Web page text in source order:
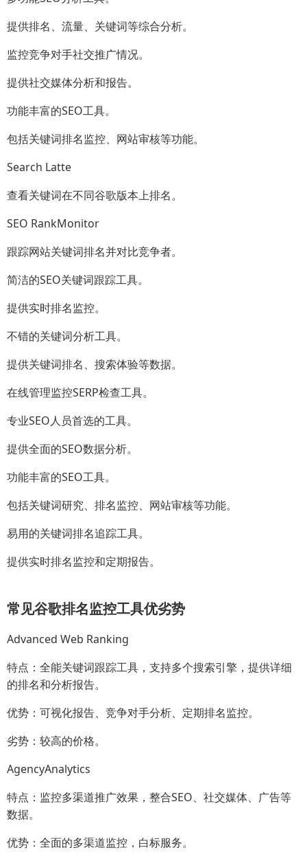
提供排名、流量、关键词等综合分析。
监控竞争对手社交推广情况。
提供社交媒体分析和报告。
功能丰富的SEO工具。
包括关键词排名监控、网站审核等功能。
Search Latte
查看关键词在不同谷歌版本上排名。
SEO RankMonitor
跟踪网站关键词排名并对比竞争者。
简洁的SEO关键词跟踪工具。
提供实时排名监控。
不错的关键词分析工具。
提供关键词排名、搜索体验等数据。
在线管理监控SERP检查工具。
专业SEO人员首选的工具。
提供全面的SEO数据分析。
功能丰富的SEO工具。
包括关键词研究、排名监控、网站审核等功能。
易用的关键词排名追踪工具。
提供实时排名监控和定期报告。
常见谷歌排名监控工具优劣势
Advanced Web Ranking
特点：全能关键词跟踪工具，支持多个搜索引擎，提供详细
的排名和分析报告。
优势：可视化报告、竞争对手分析、定期排名监控。
劣势：较高的价格。
AgencyAnalytics
特点：监控多渠道推广效果，整合SEO、社交媒体、广告等
数据。
优势：全面的多渠道监控，白标服务。